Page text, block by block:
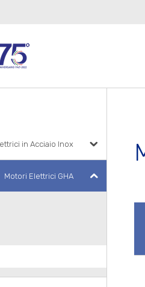
in Acciaio Inox
Motori Elettrici GHA